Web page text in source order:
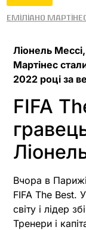
Еміліано
Ліонель
Мартінес
2022 році за
FIFA
Вчора в
FIFA The Best.
світу і лідер
Тренери і